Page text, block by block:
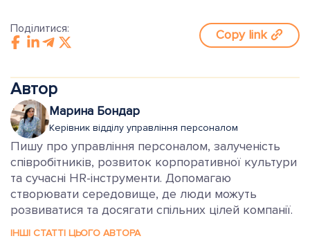
Поділитися: Copy link
Автор
Марина Бондар
Керівник відділу управління персоналом
Пишу про управління персоналом, залученість
співробітників, розвиток корпоративної культури
та сучасні HR-інструменти. Допомагаю
створювати середовище, де люди можуть
розвиватися та досягати спільних цілей компанії.
ІНШІ СТАТТІ ЦЬОГО АВТОРА